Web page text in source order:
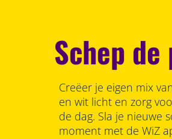
Schep
Creëer je eigen mix
en wit licht en zorg
de dag. Sla je nieuwe
moment met de WiZ